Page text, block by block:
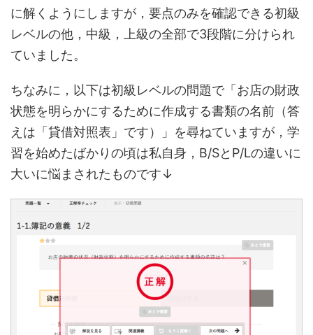
に解くようにしますが，要点のみを確認できる初級
レベルの他，中級，上級の全部で3段階に分けられ
ていました。
ちなみに，以下は初級レベルの問題で「お店の財政
状態を明らかにするために作成する書類の名前（答
えは「貸借対照表」です）」を尋ねていますが，学
習を始めたばかりの頃は私自身，B/SとP/Lの違いに
大いに悩まされたものです↓